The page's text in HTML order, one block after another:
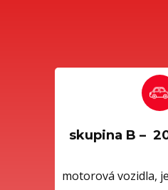
skupina B –
motorová vozidla,